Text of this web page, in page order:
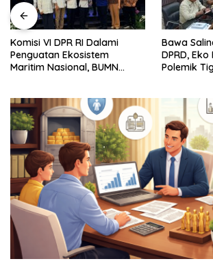
Komisi VI DPR RI Dalami
Penguatan Ekosistem
Maritim Nasional, BUMN
Bawa
DPRD,
Polemik